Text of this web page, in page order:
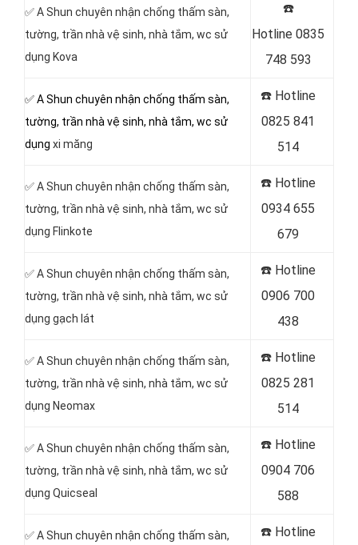
✅ A Shun chuyên nhận chống thấm sàn,
tường, trần nhà vệ sinh, nhà tắm, wc sử
dụng Kova
☎️
Hotline 0835
748 593
✅ A Shun chuyên nhận chống thấm sàn,
tường, trần nhà vệ sinh, nhà tắm, wc sử
dụng xi măng
☎️ Hotline
0825 841
514
✅ A Shun chuyên nhận chống thấm sàn,
tường, trần nhà vệ sinh, nhà tắm, wc sử
dụng Flinkote
☎️ Hotline
0934 655
679
✅ A Shun chuyên nhận chống thấm sàn,
tường, trần nhà vệ sinh, nhà tắm, wc sử
dụng gạch lát
☎️ Hotline
0906 700
438
✅ A Shun chuyên nhận chống thấm sàn,
tường, trần nhà vệ sinh, nhà tắm, wc sử
dụng Neomax
☎️ Hotline
0825 281
514
✅ A Shun chuyên nhận chống thấm sàn,
tường, trần nhà vệ sinh, nhà tắm, wc sử
dụng Quicseal
☎️ Hotline
0904 706
588
✅ A Shun chuyên nhận chống thấm sàn,
☎️ Hotline